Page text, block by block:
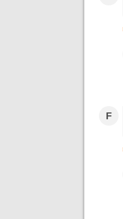
F